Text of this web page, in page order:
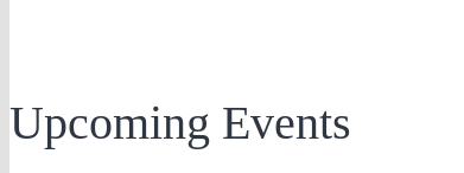
Upcoming Events